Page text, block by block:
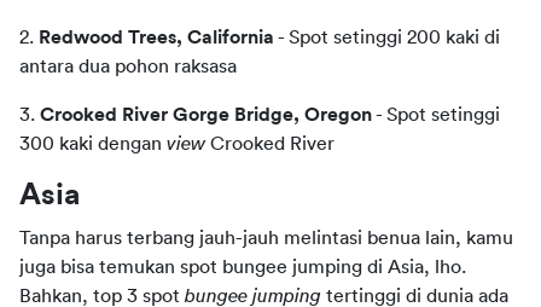
2. Redwood Trees, California - Spot setinggi 200 kaki di
antara dua pohon raksasa
3. Crooked River Gorge Bridge, Oregon - Spot setinggi
300 kaki dengan view Crooked River
Asia
Tanpa harus terbang jauh-jauh melintasi benua lain, kamu
juga bisa temukan spot bungee jumping di Asia, lho.
Bahkan, top 3 spot bungee jumping tertinggi di dunia ada